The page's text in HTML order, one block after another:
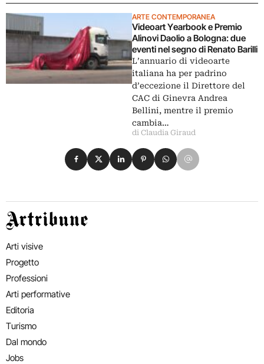
ARTE CONTEMPORANEA
Videoart Yearbook e Premio
Alinovi Daolio a Bologna: due
eventi nel segno di Renato Barilli
L’annuario di videoarte
italiana ha per padrino
d’eccezione il Direttore del
CAC di Ginevra Andrea
Bellini, mentre il premio
cambia…
di Claudia Giraud
Condividi su Facebook
Condividi su X
Condividi su LinkedIn
Condividi su Pinterest
Condividi su WhatsApp
Condividi su Email
Artribune
Arti visive
Progetto
Professioni
Arti performative
Editoria
Turismo
Dal mondo
Jobs